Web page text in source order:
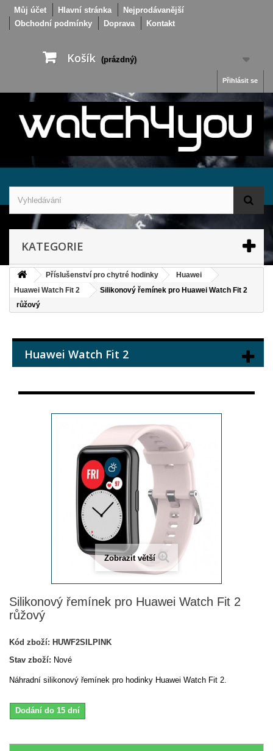
Můj účet Hlavní stránka
Nejprodávanější
Obchodní podmínky
Doprava Kontakt
Košík (prázdný)
Přihlásit se
KATEGORIE
Příslušenství pro chytré hodinky
Huawei
Huawei Watch Fit 2
Silikonový řemínek pro Huawei Watch Fit 2
růžový
Huawei Watch Fit 2
Zobrazit větší
Silikonový řemínek pro Huawei Watch Fit 2
růžový
Kód zboží: HUWF2SILPINK
Stav zboží: Nové
Náhradní silikonový řemínek pro hodinky Huawei Watch Fit 2.
Dodání do 15 dní